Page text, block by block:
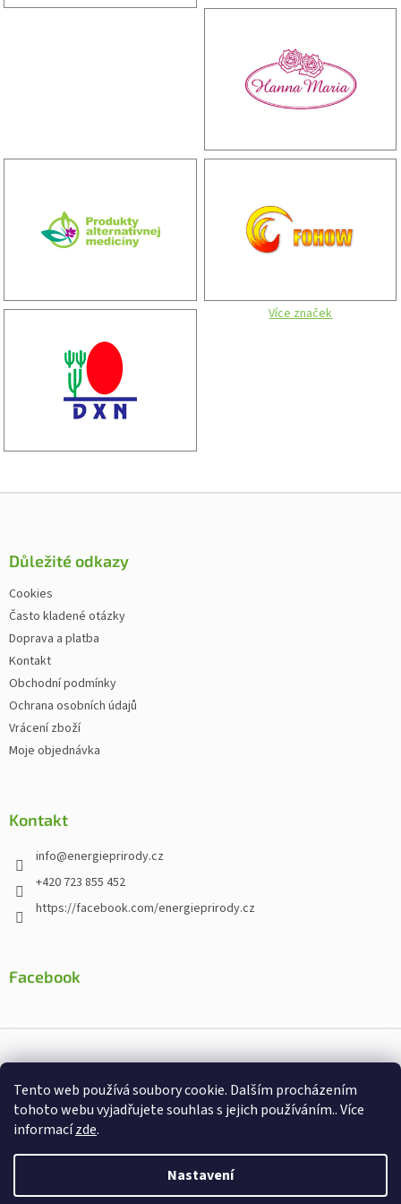
Tento web používá soubory cookie. Dalším procházením
tohoto webu vyjadřujete souhlas s jejich používáním.. Více
informacízde.
Nastavení
Více značek
Zápatí
Důležité odkazy
Cookies
Často kladené otázky
Doprava a platba
Kontakt
Obchodní podmínky
Ochrana osobních údajů
Vrácení zboží
Moje objednávka
Kontakt
info@energieprirody.cz
+420 723 855 452
https://facebook.com/energieprirody.cz
Facebook
Nakodoval:Štefan Mazáň
doplňky stravy. Všechna práva vyhrazena.